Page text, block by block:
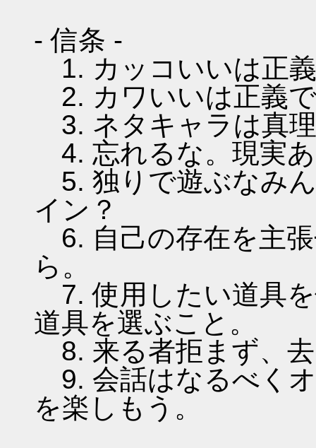
- 信条 -
1. カッコいいは正
2. カワいいは正義
3. ネタキャラは真
4. 忘れるな。現実
5. 独りで遊ぶなみ
イン？
6. 自己の存在を主
ら。
7. 使用したい道具
道具を選ぶこと。
8. 来る者拒まず、
9. 会話はなるべく
を楽しもう。